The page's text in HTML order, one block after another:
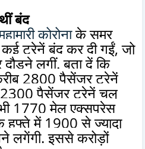
बंद
कोरोनाके समर
ट्रेनें बंद कर दी गईं, जो
दौड़ने लगीं. बता दें कि
2800 पैसेंजर ट्रेनें
2300 पैसेंजर ट्रेनें चल
1770 मेल एक्सप्रेस
में 1900 से ज्यादा
लगेंगी. इससे करोड़ों